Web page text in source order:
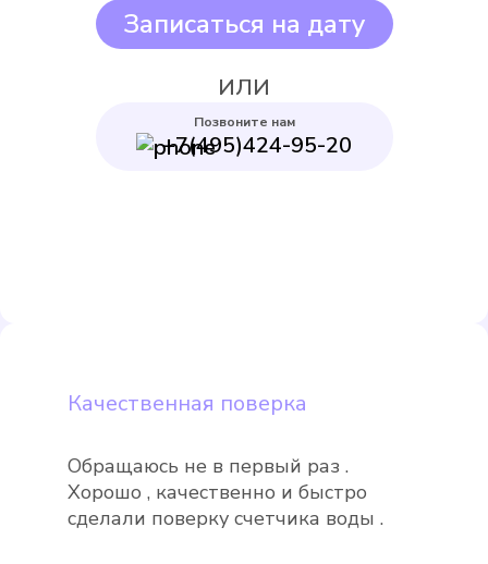
Выбрать
Itelma WFK20.D080
Подробнее
Записаться на дату
ИЛИ
Позвоните нам
+7(495)424-95-20
Качественная поверка
Обращаюсь не в первый раз .
Хорошо , качественно и быстро
сделали поверку счетчика воды .